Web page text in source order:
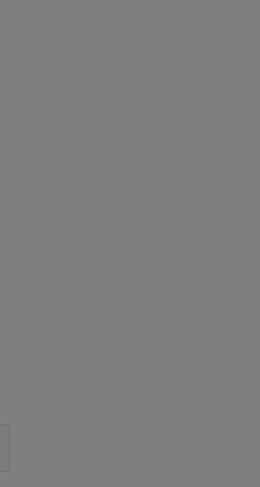
WENN NEUE KOMMENTARE VERÖFFENTLICHT